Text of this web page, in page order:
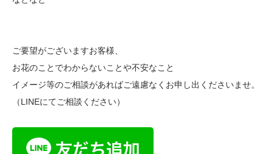
ご要望がございますお客様、
お花のことでわからないことや不安なこと
イメージ等のご相談があればご遠慮なくお申し出くださいませ。
（LINEにてご相談ください）